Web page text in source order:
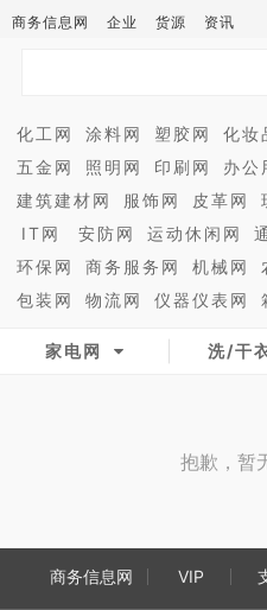
商务信息网 企业 货源 资讯
化工网 涂料网 塑胶网 化妆
五金网
照明网 印刷网 办公
建筑建材网
服饰网 皮革网
IT网
安防网 运动休闲网
环保网
商务服务网 机械网
包装网
物流网 仪器仪表网
家电网 洗/干
抱歉，暂
商务信息网 VIP